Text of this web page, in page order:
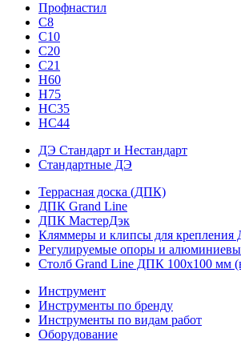
Профнастил
С8
С10
С20
С21
H60
H75
HС35
НС44
ДЭ Стандарт и Нестандарт
Стандартные ДЭ
Террасная доска (ДПК)
ДПК Grand Line
ДПК МастерДэк
Кляммеры и клипсы для
Регулируемые опоры и
Столб Grand Line ДПК 100х100 мм
Инструмент
Инструменты по бренду
Инструменты по видам работ
Оборудование